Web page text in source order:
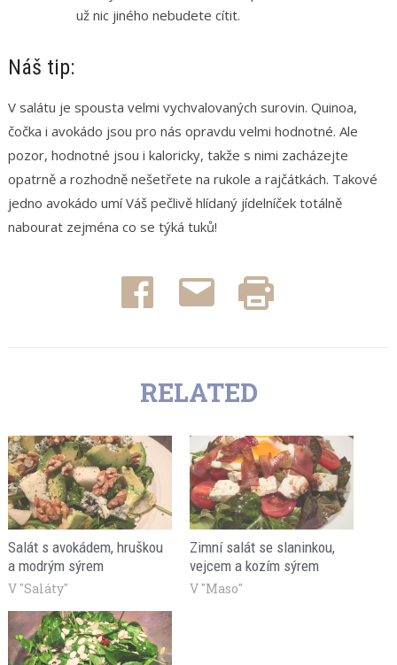
už nic jiného nebudete cítit.
Náš tip:
V salátu je spousta velmi vychvalovaných surovin. Quinoa,
čočka i avokádo jsou pro nás opravdu velmi hodnotné. Ale
pozor, hodnotné jsou i kaloricky, takže s nimi zacházejte
opatrně a rozhodně nešetřete na rukole a rajčátkách. Takové
jedno avokádo umí Váš pečlivě hlídaný jídelníček totálně
nabourat zejména co se týká tuků!
Click Poslat
emailem
(Otevře
RELATED
Salát s avokádem, hruškou
a modrým sýrem
V "Saláty"
Zimní salát se slaninkou,
vejcem a kozím sýrem
V "Maso"